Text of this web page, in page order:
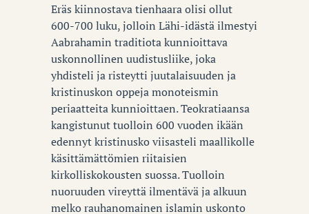
Eräs kiinnostava tienhaara olisi ollut
600-700 luku, jolloin Lähi-idästä ilmestyi
Aabrahamin traditiota kunnioittava
uskonnollinen uudistusliike, joka
yhdisteli ja risteytti juutalaisuuden ja
kristinuskon oppeja monoteismin
periaatteita kunnioittaen. Teokratiaansa
kangistunut tuolloin 600 vuoden ikään
edennyt kristinusko viisasteli maallikolle
käsittämättömien riitaisien
kirkolliskokousten suossa. Tuolloin
nuoruuden vireyttä ilmentävä ja alkuun
melko rauhanomainen islamin uskonto